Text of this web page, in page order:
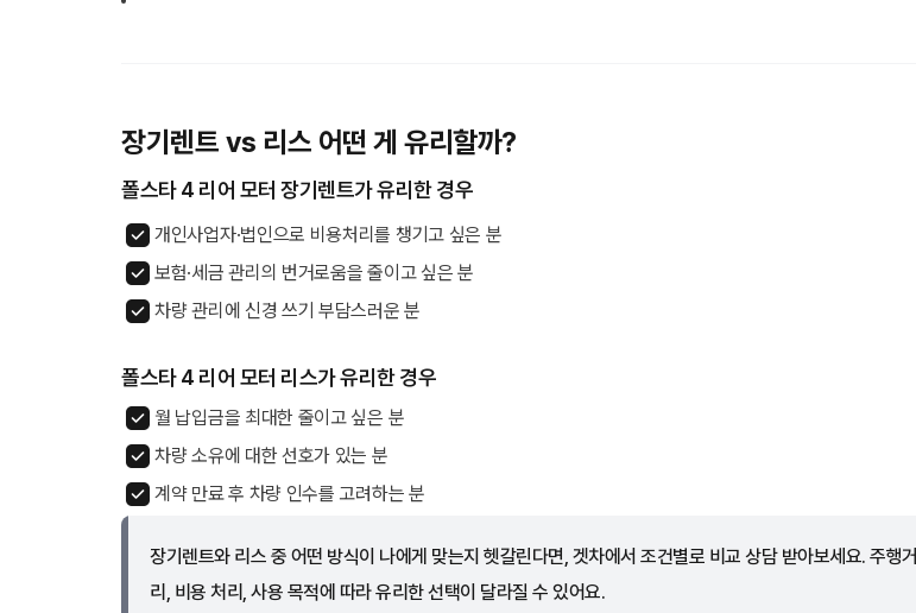
장기렌트 vs 리스 어떤 게 유리할까?
폴스타 4 리어 모터 장기렌트가 유리한 경우
개인사업자·법인으로 비용처리를 챙기고 싶은 분
보험·세금 관리의 번거로움을 줄이고 싶은 분
차량 관리에 신경 쓰기 부담스러운 분
폴스타 4 리어 모터 리스가 유리한 경우
월 납입금을 최대한 줄이고 싶은 분
차량 소유에 대한 선호가 있는 분
계약 만료 후 차량 인수를 고려하는 분
장기렌트와 리스 중 어떤 방식이 나에게 맞는지 헷갈린다면, 겟차에서 조건별로 비교 상담 받아보세요. 주행거
리, 비용 처리, 사용 목적에 따라 유리한 선택이 달라질 수 있어요.